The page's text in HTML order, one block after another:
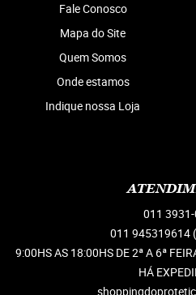
Fale Conosco
Mapa do Site
Quem Somos
Onde estamos
Indique nossa Loja
011
011 945319614
9:00HS AS 18:00HS DE 2ª A 6ª
HÁ